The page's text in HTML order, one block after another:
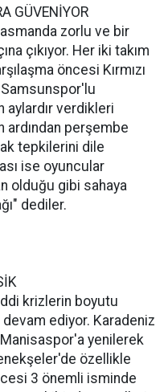
GÜVENİYOR
zorlu ve bir
çıkıyor. Her iki takım
öncesi Kırmızı
Samsunspor'lu
verdikleri
perşembe
tepkilerini dile
ise oyuncular
olduğu gibi sahaya
dediler.
krizlerin boyutu
devam ediyor. Karadeniz
yenilerek
özellikle
3 önemli isminde